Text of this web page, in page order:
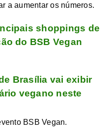
a aumentar os números.
shoppings de
do BSB Vegan
Brasília vai exibir
vegano neste
BSB Vegan.